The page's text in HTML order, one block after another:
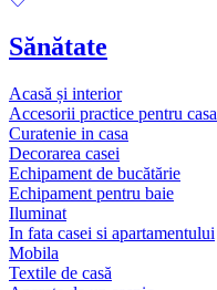
Sănătate
Acasă și interior
Accesorii practice pentru casa
Curatenie in casa
Decorarea casei
Echipament de bucătărie
Echipament pentru baie
Iluminat
In fata casei si apartamentului
Mobila
Textile de casă